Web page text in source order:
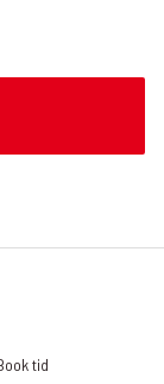
gøres fra en
Vi modtager
videre til.
trække dit
seneste
tid